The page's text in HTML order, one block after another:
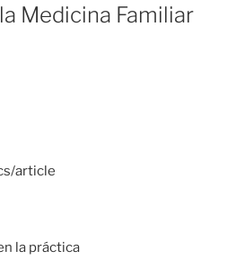
Medicina Familiar
article
la práctica